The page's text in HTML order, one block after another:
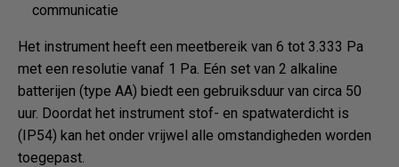
communicatie
Het instrument heeft een meetbereik van 6 tot 3.333 Pa
met een resolutie vanaf 1 Pa. Eén set van 2 alkaline
batterijen (type AA) biedt een gebruiksduur van circa 50
uur. Doordat het instrument stof- en spatwaterdicht is
(IP54) kan het onder vrijwel alle omstandigheden worden
toegepast.